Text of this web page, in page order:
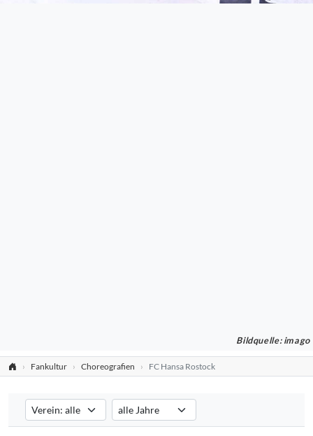
Bildquelle: imago
Fankultur Choreografien FC Hansa Rostock
Verein auswählen
Filtert die Choreografien nach dem ausgewählten Verein.
Saison auswählen
Filtert die Choreografien nach der